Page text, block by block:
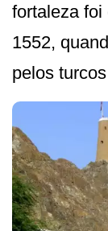
fortaleza foi
1552,
pelos